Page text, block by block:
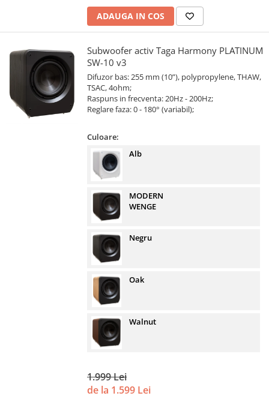
ADAUGA IN COS
Subwoofer activ Taga Harmony PLATINUM
SW-10 v3
Difuzor bas: 255 mm (10”), polypropylene, THAW,
TSAC, 4ohm;
Raspuns in frecventa: 20Hz - 200Hz;
Reglare faza: 0 - 180° (variabil);
Culoare:
Alb
MODERN
WENGE
Negru
Oak
Walnut
1.999 Lei
de la 1.599 Lei